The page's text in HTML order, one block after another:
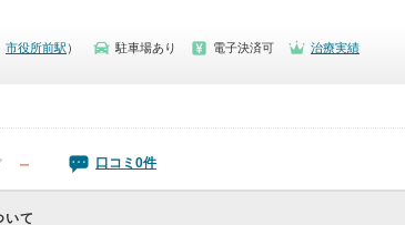
市役所前駅 ） 駐車場あり 電子決済可
治療実績
－ 口コミ0件
いて